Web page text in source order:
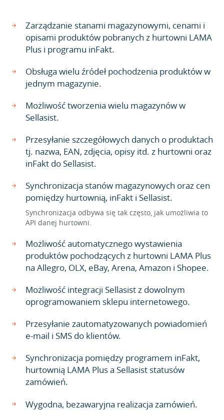
Zarządzanie stanami magazynowymi, cenami i
opisami produktów pobranych z hurtowni LAMA
Plus i programu inFakt.
Obsługa wielu źródeł pochodzenia produktów w
jednym magazynie.
Możliwość tworzenia wielu magazynów w
Sellasist.
Przesyłanie szczegółowych danych o produktach
tj. nazwa, EAN, zdjęcia, opisy itd. z hurtowni oraz
inFakt do Sellasist.
Synchronizacja stanów magazynowych oraz cen
pomiędzy hurtownią, inFakt i Sellasist.
Synchronizacja odbywa się tak często, jak umożliwia to
API danej hurtowni.
Możliwość automatycznego wystawienia
produktów pochodzących z hurtowni LAMA Plus
na Allegro, OLX, eBay, Arena, Amazon i Shopee.
Możliwość integracji Sellasist z dowolnym
oprogramowaniem sklepu internetowego.
Przesyłanie zautomatyzowanych powiadomień
e-mail i SMS do klientów.
Synchronizacja pomiędzy programem inFakt,
hurtownią LAMA Plus a Sellasist statusów
zamówień.
Wygodna, bezawaryjna realizacja zamówień.